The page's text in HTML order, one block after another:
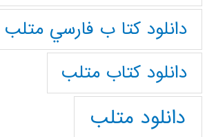
دانلود كتا ب فارسي متلب
دانلود كتاب متلب
دانلود متلب